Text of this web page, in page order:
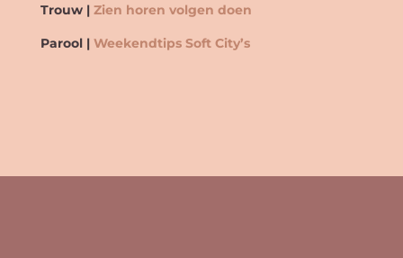
Trouw | Zien horen volgen doen
Parool | Weekendtips Soft City’s